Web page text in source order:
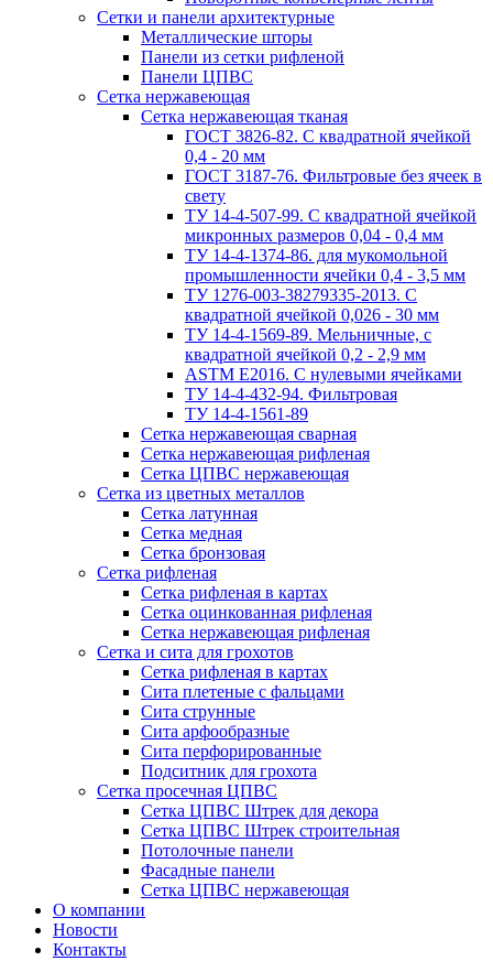
Cетки и панели архитектурные
Металлические шторы
Панели из сетки рифленой
Панели ЦПВС
Сетка нержавеющая
Сетка нержавеющая тканая
ГОСТ 3826-82. C квадратной ячейкой
0,4 - 20 мм
ГОСТ 3187-76. Фильтровые без ячеек в
свету
ТУ 14-4-507-99. C квадратной ячейкой
микронных размеров 0,04 - 0,4 мм
ТУ 14-4-1374-86. для мукомольной
промышленности ячейки 0,4 - 3,5 мм
ТУ 1276-003-38279335-2013. С
квадратной ячейкой 0,026 - 30 мм
ТУ 14-4-1569-89. Мельничные, с
квадратной ячейкой 0,2 - 2,9 мм
ASTM E2016. С нулевыми ячейками
ТУ 14-4-432-94. Фильтровая
ТУ 14-4-1561-89
Сетка нержавеющая сварная
Сетка нержавеющая рифленая
Сетка ЦПВС нержавеющая
Сетка из цветных металлов
Сетка латунная
Сетка медная
Сетка бронзовая
Сетка рифленая
Сетка рифленая в картах
Сетка оцинкованная рифленая
Сетка нержавеющая рифленая
Сетка и сита для грохотов
Сетка рифленая в картах
Сита плетеные с фальцами
Сита струнные
Сита арфообразные
Сита перфорированные
Подситник для грохота
Сетка просечная ЦПВС
Сетка ЦПВС Штрек для декора
Сетка ЦПВС Штрек строительная
Потолочные панели
Фасадные панели
Сетка ЦПВС нержавеющая
О компании
Новости
Контакты